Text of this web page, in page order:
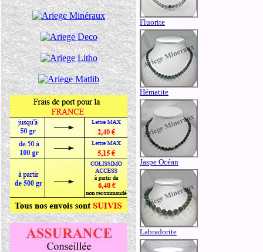
Fluorite
Hématite
Jaspe Océan
Labradorite